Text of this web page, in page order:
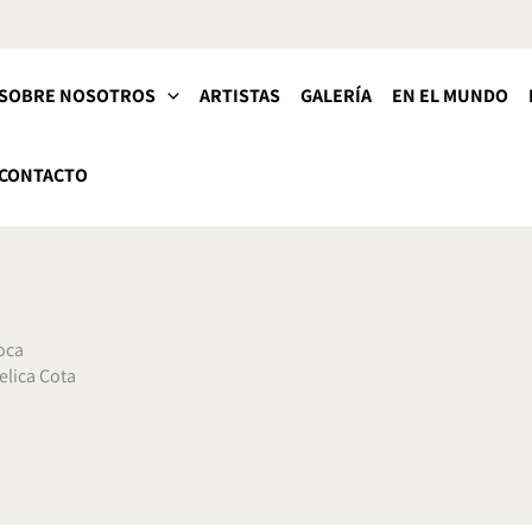
NOSOTROS ARTISTAS GALERÍA EN EL MUNDO
Cota